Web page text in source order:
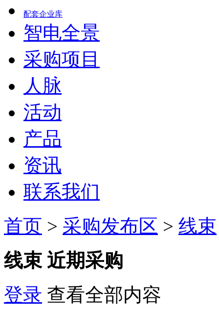
配套企业库
智电全景
采购项目
人脉
活动
产品
资讯
联系我们
首页 > 采购发布区 > 线束
线束 近期采购
登录 查看全部内容